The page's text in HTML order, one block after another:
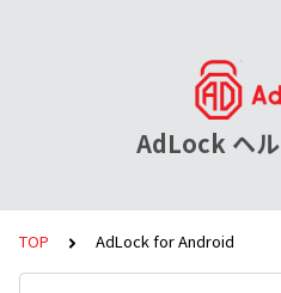
AdLock ヘ
TOP AdLock for Android